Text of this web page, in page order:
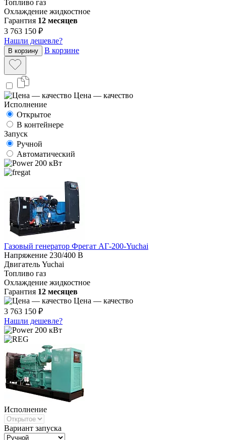
Топливо газ
Охлаждение жидкостное
Гарантия 12 месяцев
3 763 150 ₽
Нашли дешевле?
В корзину В корзине
Цена — качество
Исполнение
Открытое
В контейнере
Запуск
Ручной
Автоматический
200 кВт
Газовый генератор Фрегат АГ-200-Yuchai
Напряжение 230/400 В
Двигатель Yuchai
Топливо газ
Охлаждение жидкостное
Гарантия 12 месяцев
Цена — качество
3 763 150 ₽
Нашли дешевле?
200 кВт
Исполнение
Вариант запуска